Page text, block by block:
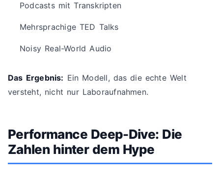
Podcasts mit Transkripten
Mehrsprachige TED Talks
Noisy Real-World Audio
Das Ergebnis: Ein Modell, das die echte Welt
versteht, nicht nur Laboraufnahmen.
Performance Deep-Dive: Die
Zahlen hinter dem Hype